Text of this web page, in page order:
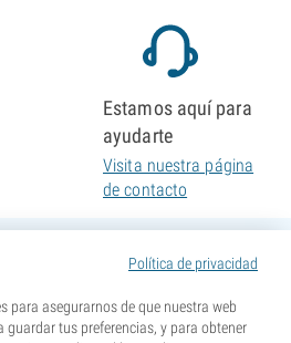
Política de privacidad
para asegurarnos de que nuestra web
guardar tus preferencias, y para obtener
Estamos aquí para
ayudarte
Visita nuestra página
de contacto